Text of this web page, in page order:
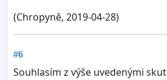
(Chropyně, 2019-04-28)
#6
Souhlasím z výše uvedenými